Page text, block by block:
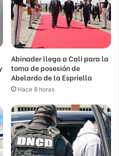
Abinader llega a Cali para la
toma de posesión de
Abelardo de la Espriella
Hace 8 horas